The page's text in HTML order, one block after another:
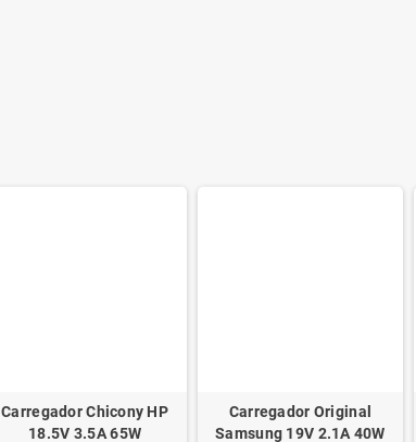
Carregador Chicony HP
18.5V 3.5A 65W
Carregador Original
Samsung 19V 2.1A 40W